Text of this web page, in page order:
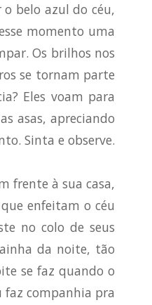
belo azul do céu,
momento uma
Os brilhos nos
se tornam parte
Eles voam para
asas, apreciando
Sinta e observe.
frente à sua casa,
enfeitam o céu
no colo de seus
da noite, tão
se faz quando o
faz companhia pra